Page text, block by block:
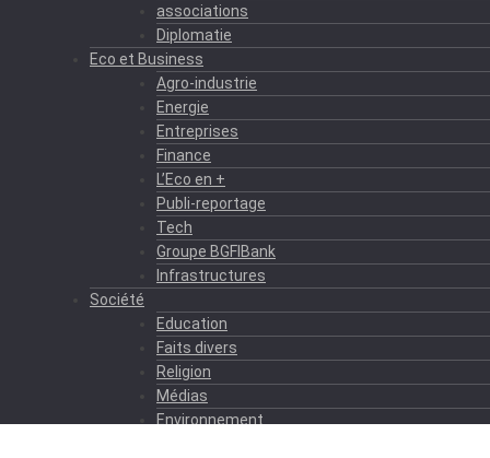
associations
Diplomatie
Eco et Business
Agro-industrie
Energie
Entreprises
Finance
L’Eco en +
Publi-reportage
Tech
Groupe BGFIBank
Infrastructures
Société
Education
Faits divers
Religion
Médias
Environnement